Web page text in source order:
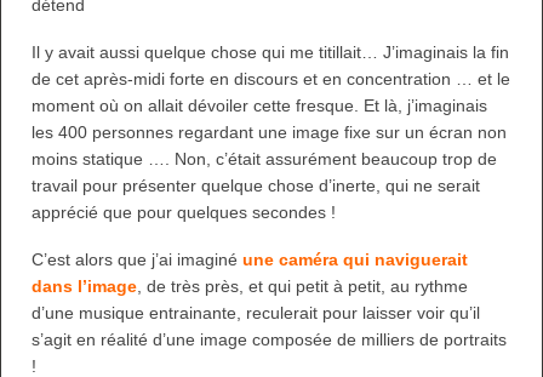
détend
Il y avait aussi quelque chose qui me titillait… J’imaginais la fin
de cet après-midi forte en discours et en concentration … et le
moment où on allait dévoiler cette fresque. Et là, j’imaginais
les 400 personnes regardant une image fixe sur un écran non
moins statique …. Non, c’était assurément beaucoup trop de
travail pour présenter quelque chose d’inerte, qui ne serait
apprécié que pour quelques secondes !
C’est alors que j’ai imaginé une caméra qui naviguerait
dans l’image , de très près, et qui petit à petit, au rythme
d’une musique entrainante, reculerait pour laisser voir qu’il
s’agit en réalité d’une image composée de milliers de portraits
!